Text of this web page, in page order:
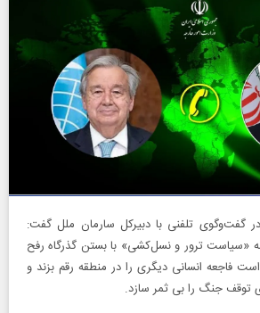
در گفت‌وگوی تلفنی با دبیرکل سارمان ملل گفت:
«سیاست ترور و نسل‌کشی» با بستن گذرگاه رفح
فاجعه انسانی دیگری را در منطقه رقم بزند و
توقف جنگ را بی ثمر سازد.